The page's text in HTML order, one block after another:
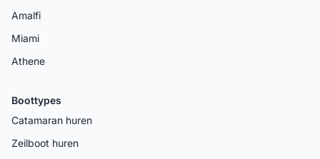
Amalfi
Miami
Athene
Boottypes
Catamaran huren
Zeilboot huren